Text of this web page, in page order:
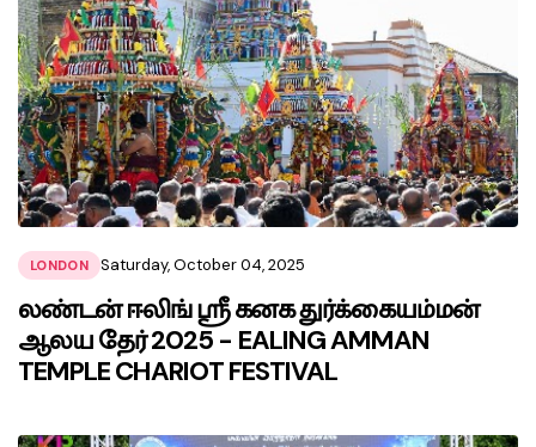
LONDON Saturday, October 04, 2025
லண்டன் ஈலிங் ஸ்ரீ கனக துர்க்கையம்மன்
ஆலய தேர் 2025 - EALING AMMAN
TEMPLE CHARIOT FESTIVAL